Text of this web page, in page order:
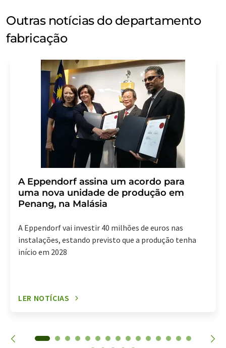
Outras notícias do departamento
fabricação
A Eppendorf assina um acordo para
uma nova unidade de produção em
Penang, na Malásia
A Eppendorf vai investir 40 milhões de euros nas
instalações, estando previsto que a produção tenha
início em 2028
LER NOTÍCIAS